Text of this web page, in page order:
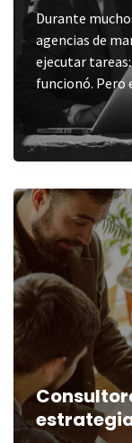
Durante
agencias de
ejecutar
funcionó. Pero